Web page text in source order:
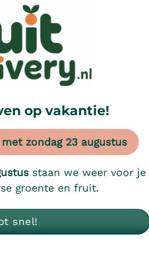
op vakantie!
zondag 23 augustus
staan we weer voor je
groente en fruit.
snel!